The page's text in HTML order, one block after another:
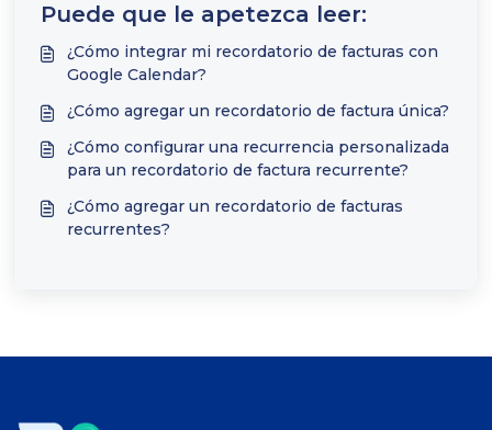
Puede que le apetezca leer:
¿Cómo integrar mi recordatorio de facturas con
Google Calendar?
¿Cómo agregar un recordatorio de factura única?
¿Cómo configurar una recurrencia personalizada
para un recordatorio de factura recurrente?
¿Cómo agregar un recordatorio de facturas
recurrentes?